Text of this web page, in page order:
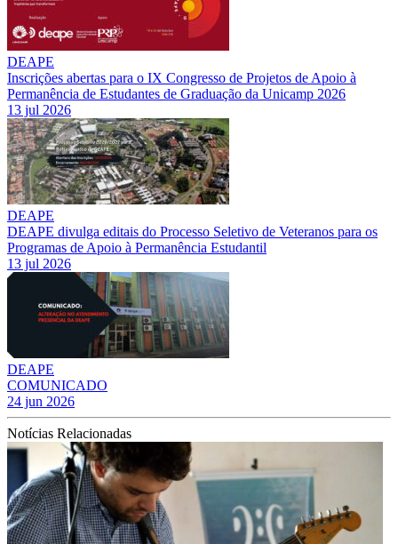
DEAPE
Inscrições abertas para o IX Congresso de Projetos de Apoio à
Permanência de Estudantes de Graduação da Unicamp 2026
13 jul 2026
DEAPE
DEAPE divulga editais do Processo Seletivo de Veteranos para os
Programas de Apoio à Permanência Estudantil
13 jul 2026
DEAPE
COMUNICADO
24 jun 2026
Notícias Relacionadas